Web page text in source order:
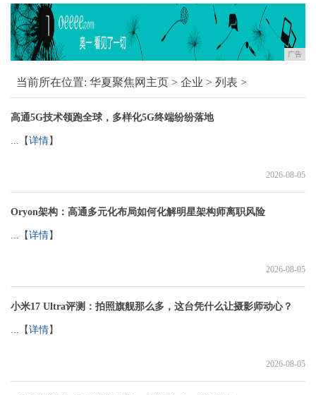
广告
当前所在位置: 华夏聚焦网主页 > 企业 > 列表 >
高通5G技术领跑全球，多样化5G终端纷纷落地
...【详情】
2026-08-05
Oryon架构：高通多元化布局如何化解明星架构师离职风险
...【详情】
2026-08-05
小米17 Ultra评测：拍照旗舰那么多，这台凭什么让摄影师动心？
...【详情】
2026-08-05